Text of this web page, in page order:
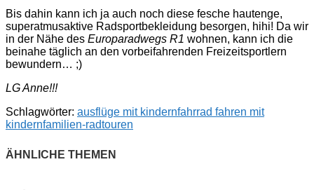
Bis dahin kann ich ja auch noch diese fesche hautenge,
superatmusaktive Radsportbekleidung besorgen, hihi! Da wir
in der Nähe des Europaradwegs R1 wohnen, kann ich die
beinahe täglich an den vorbeifahrenden Freizeitsportlern
bewundern… ;)
LG Anne!!!
Schlagwörter: ausflüge mit kindernfahrrad fahren mit
kindernfamilien-radtouren